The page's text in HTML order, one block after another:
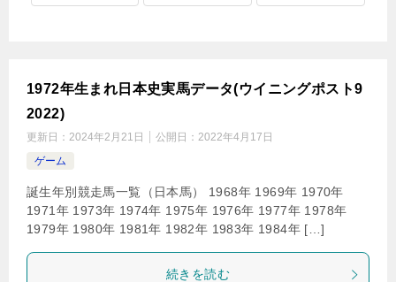
1972年生まれ日本史実馬データ(ウイニングポスト9
2022)
更新日： 2024年2月21日 公開日： 2022年4月17日
ゲーム
誕生年別競走馬一覧（日本馬） 1968年 1969年 1970年
1971年 1973年 1974年 1975年 1976年 1977年 1978年
1979年 1980年 1981年 1982年 1983年 1984年 […]
続きを読む